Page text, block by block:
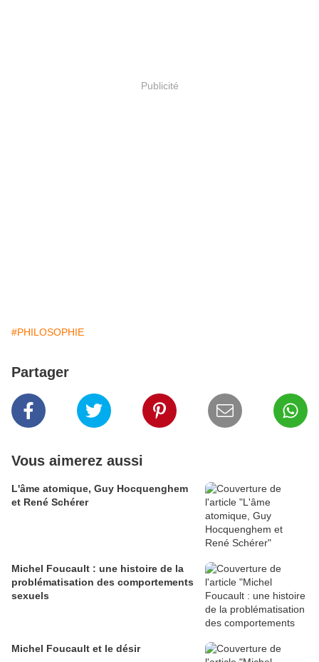
Publicité
#PHILOSOPHIE
Partager
Vous aimerez aussi
L'âme atomique, Guy Hocquenghem
et René Schérer
Michel Foucault : une histoire de la
problématisation des comportements
sexuels
Michel Foucault et le désir